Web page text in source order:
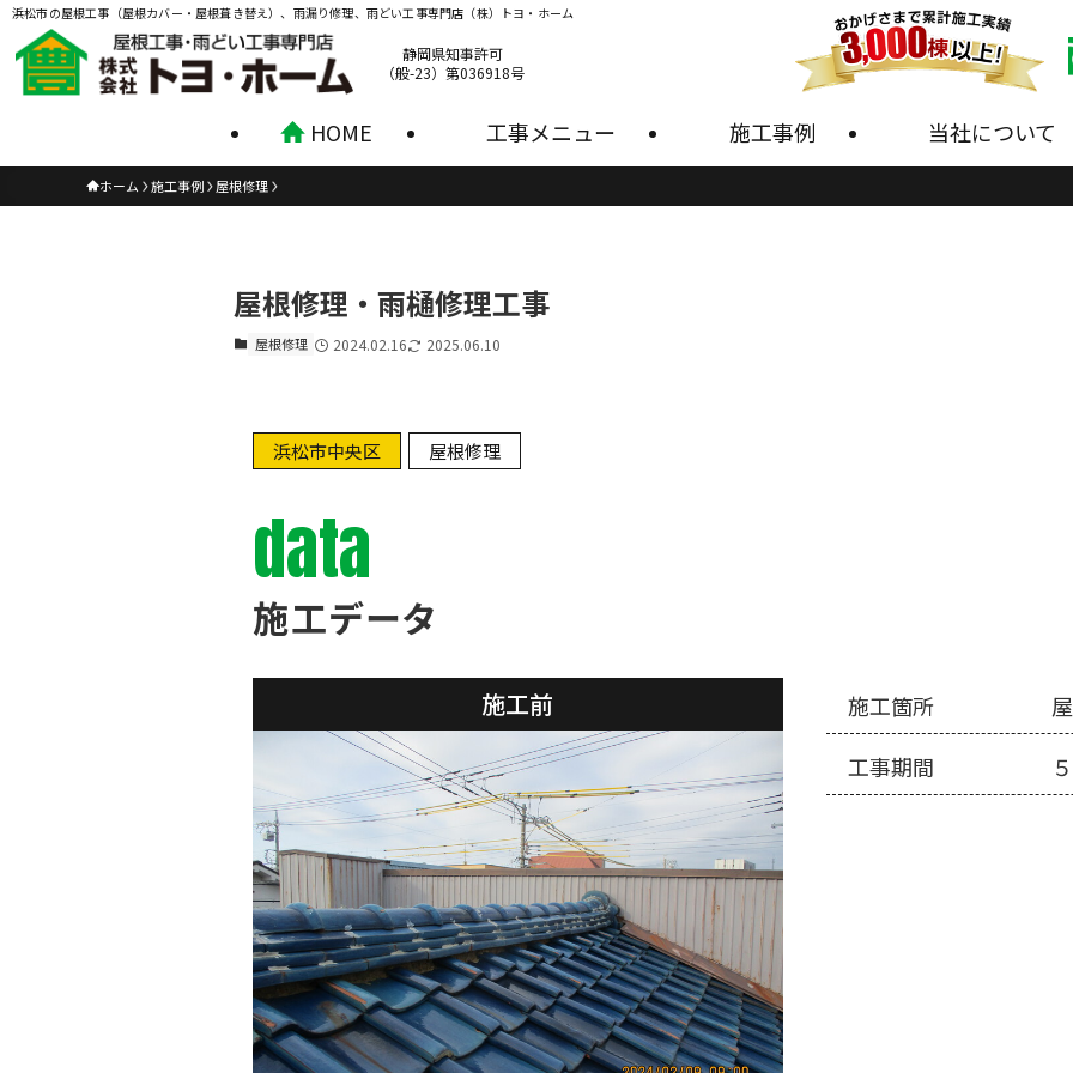
浜松市の屋根工事（屋根カバー・屋根葺き替え）、雨漏り修理、雨どい工事専門店（株）トヨ・ホーム
HOME 工事メニュー 施工事例 当社について
静岡県知事許可
（般-23）第036918号
ホーム 施工事例 屋根修理
屋根修理・雨樋修理工事
屋根修理 2024.02.16 2025.06.10
浜松市中央区 屋根修理
data
施工データ
施工前 施工箇所
工事期間